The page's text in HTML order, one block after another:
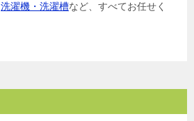
洗濯機・洗濯槽など、すべてお任せく